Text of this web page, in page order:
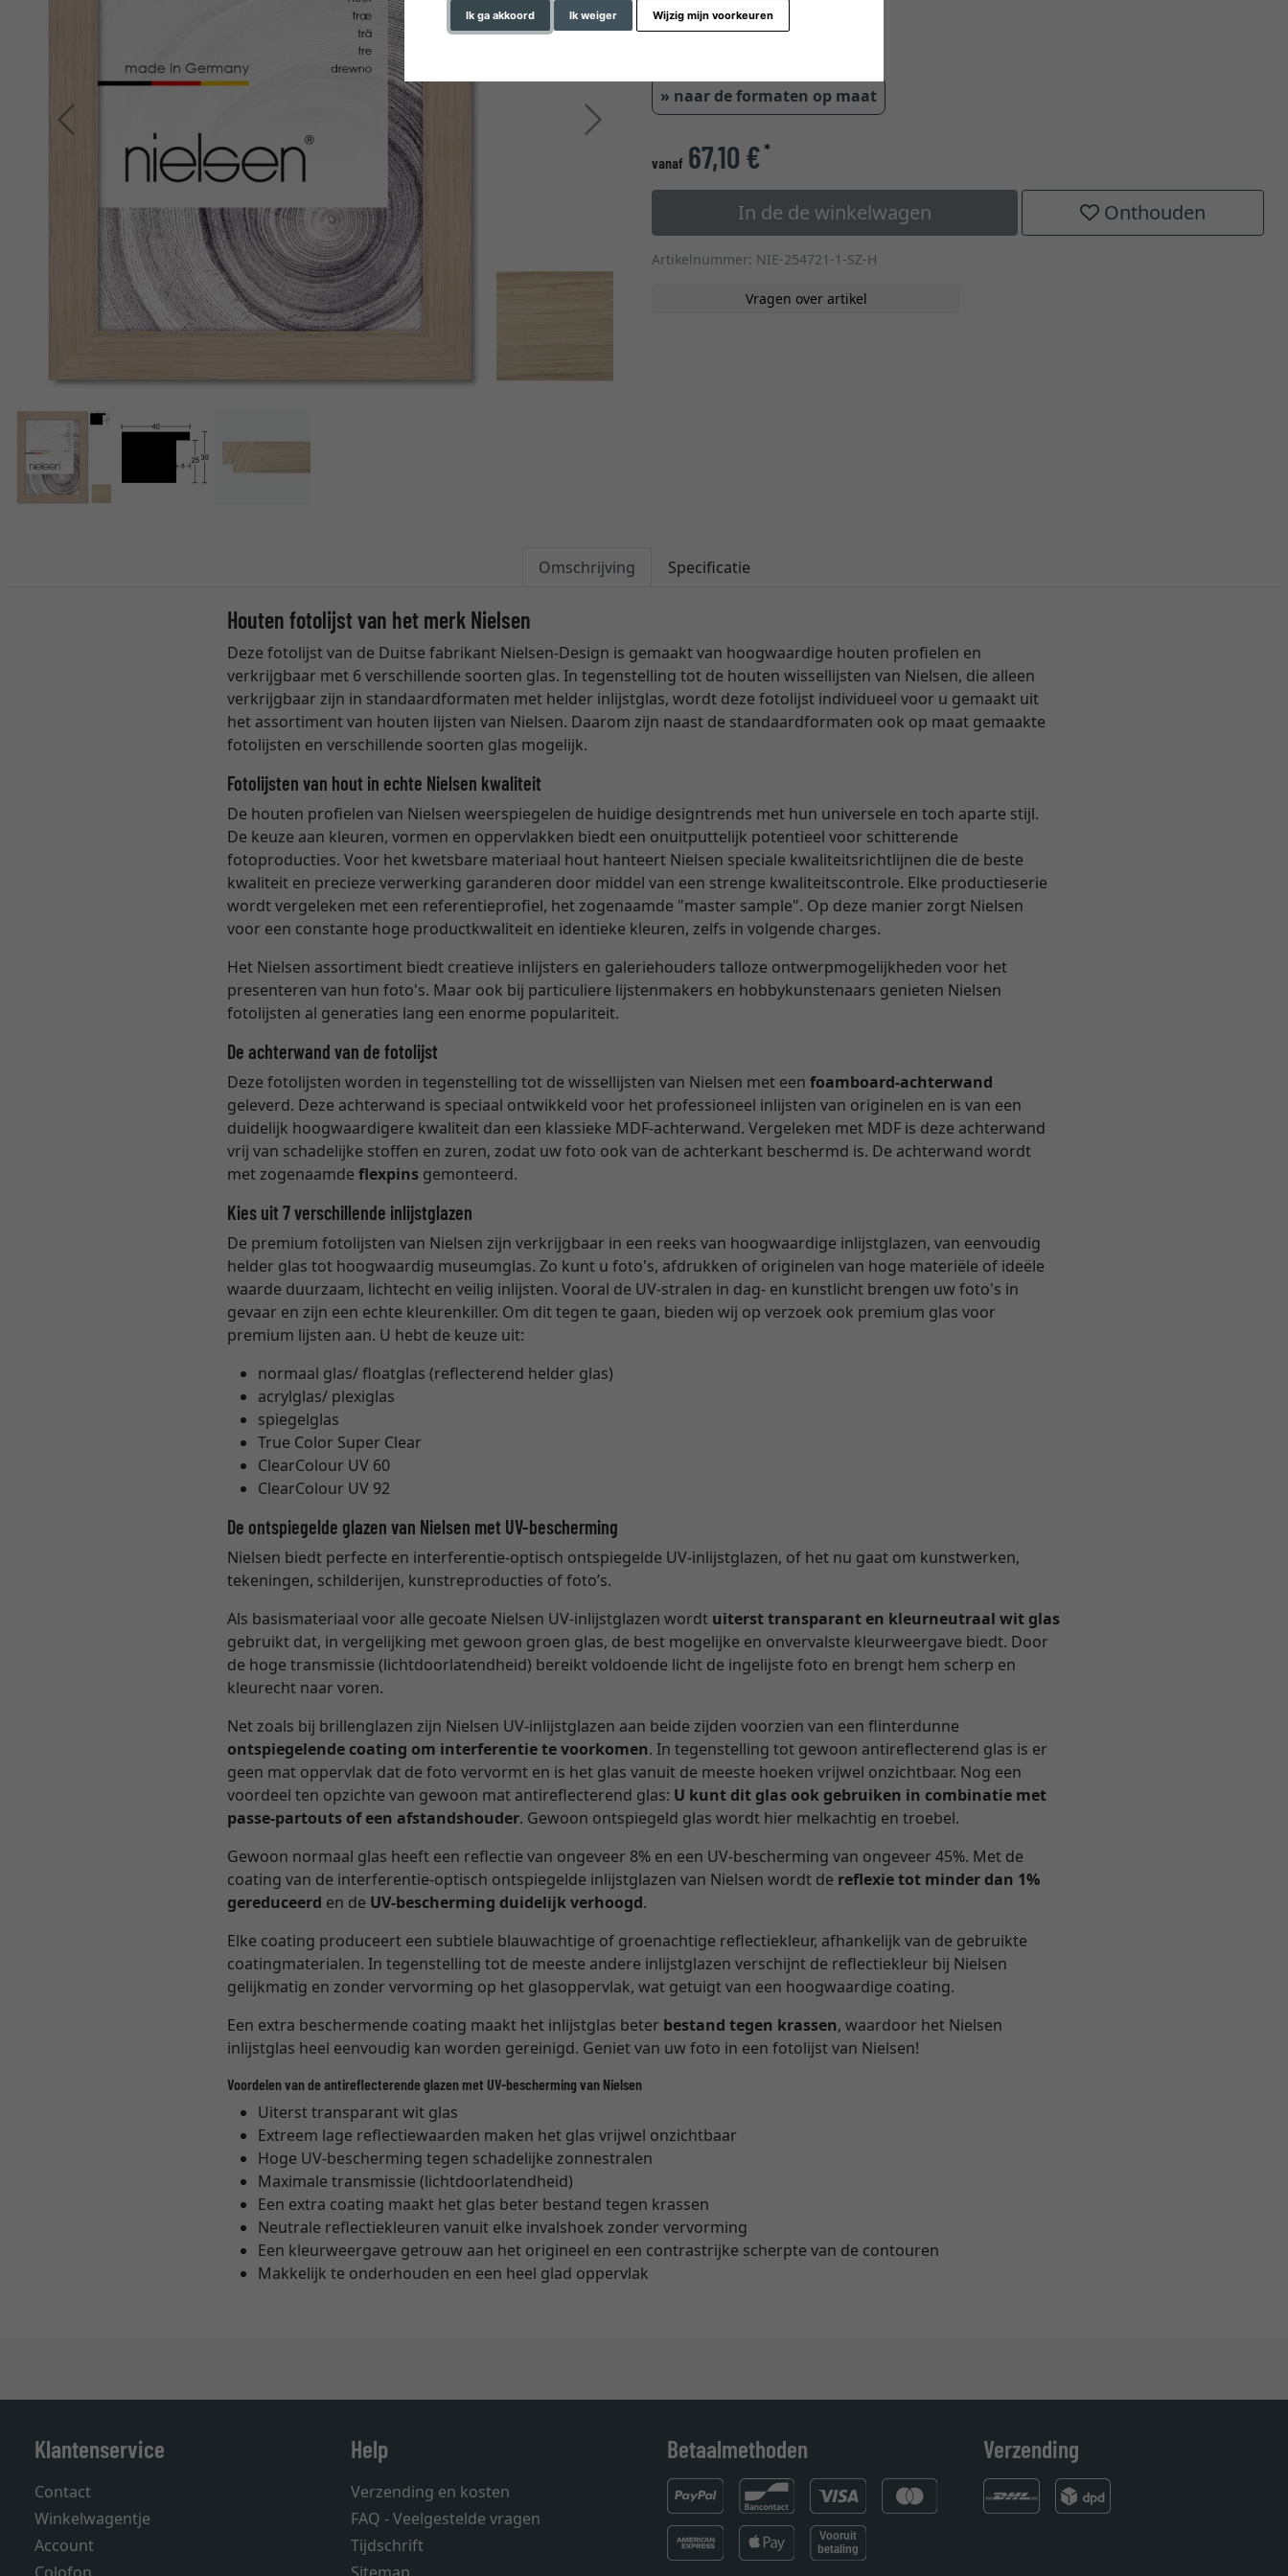
Ik ga akkoord Ik weiger Wijzig mijn voorkeuren
Terug Verder
» naar de formaten op maat
vanaf 67,10 €*
In de de winkelwagen Onthouden
Artikelnummer: NIE-254721-1-SZ-H
Vragen over artikel
Omschrijving Specificatie
Houten fotolijst van het merk Nielsen
Deze fotolijst van de Duitse fabrikant Nielsen-Design is gemaakt van hoogwaardige houten profielen en
verkrijgbaar met 6 verschillende soorten glas. In tegenstelling tot de houten wissellijsten van Nielsen, die alleen
verkrijgbaar zijn in standaardformaten met helder inlijstglas, wordt deze fotolijst individueel voor u gemaakt uit
het assortiment van houten lijsten van Nielsen. Daarom zijn naast de standaardformaten ook op maat gemaakte
fotolijsten en verschillende soorten glas mogelijk.
Fotolijsten van hout in echte Nielsen kwaliteit
De houten profielen van Nielsen weerspiegelen de huidige designtrends met hun universele en toch aparte stijl.
De keuze aan kleuren, vormen en oppervlakken biedt een onuitputtelijk potentieel voor schitterende
fotoproducties. Voor het kwetsbare materiaal hout hanteert Nielsen speciale kwaliteitsrichtlijnen die de beste
kwaliteit en precieze verwerking garanderen door middel van een strenge kwaliteitscontrole. Elke productieserie
wordt vergeleken met een referentieprofiel, het zogenaamde "master sample". Op deze manier zorgt Nielsen
voor een constante hoge productkwaliteit en identieke kleuren, zelfs in volgende charges.
Het Nielsen assortiment biedt creatieve inlijsters en galeriehouders talloze ontwerpmogelijkheden voor het
presenteren van hun foto's. Maar ook bij particuliere lijstenmakers en hobbykunstenaars genieten Nielsen
fotolijsten al generaties lang een enorme populariteit.
De achterwand van de fotolijst
Deze fotolijsten worden in tegenstelling tot de wissellijsten van Nielsen met eenfoamboard-achterwand
geleverd. Deze achterwand is speciaal ontwikkeld voor het professioneel inlijsten van originelen en is van een
duidelijk hoogwaardigere kwaliteit dan een klassieke MDF-achterwand. Vergeleken met MDF is deze achterwand
vrij van schadelijke stoffen en zuren, zodat uw foto ook van de achterkant beschermd is. De achterwand wordt
met zogenaamdeflexpins gemonteerd.
Kies uit 7 verschillende inlijstglazen
De premium fotolijsten van Nielsen zijn verkrijgbaar in een reeks van hoogwaardige inlijstglazen, van eenvoudig
helder glas tot hoogwaardig museumglas. Zo kunt u foto's, afdrukken of originelen van hoge materiële of ideële
waarde duurzaam, lichtecht en veilig inlijsten. Vooral de UV-stralen in dag- en kunstlicht brengen uw foto's in
gevaar en zijn een echte kleurenkiller. Om dit tegen te gaan, bieden wij op verzoek ook premium glas voor
premium lijsten aan. U hebt de keuze uit:
normaal glas/ floatglas (reflecterend helder glas)
acrylglas/ plexiglas
spiegelglas
True Color Super Clear
ClearColour UV 60
ClearColour UV 92
De ontspiegelde glazen van Nielsen met UV-bescherming
Nielsen biedt perfecte en interferentie-optisch ontspiegelde UV-inlijstglazen, of het nu gaat om kunstwerken,
tekeningen, schilderijen, kunstreproducties of foto’s.
Als basismateriaal voor alle gecoate Nielsen UV-inlijstglazen wordt uiterst transparant en kleurneutraal wit glas
gebruikt dat, in vergelijking met gewoon groen glas, de best mogelijke en onvervalste kleurweergave biedt. Door
de hoge transmissie (lichtdoorlatendheid) bereikt voldoende licht de ingelijste foto en brengt hem scherp en
kleurecht naar voren.
Net zoals bij brillenglazen zijn Nielsen UV-inlijstglazen aan beide zijden voorzien van een flinterdunne
ontspiegelende coating om interferentie te voorkomen. In tegenstelling tot gewoon antireflecterend glas is er
geen mat oppervlak dat de foto vervormt en is het glas vanuit de meeste hoeken vrijwel onzichtbaar. Nog een
voordeel ten opzichte van gewoon mat antireflecterend glas: U kunt dit glas ook gebruiken in combinatie met
passe-partouts of een afstandshouder. Gewoon ontspiegeld glas wordt hier melkachtig en troebel.
Gewoon normaal glas heeft een reflectie van ongeveer 8% en een UV-bescherming van ongeveer 45%. Met de
coating van de interferentie-optisch ontspiegelde inlijstglazen van Nielsen wordt de reflexie tot minder dan 1%
gereduceerd en de UV-bescherming duidelijk verhoogd.
Elke coating produceert een subtiele blauwachtige of groenachtige reflectiekleur, afhankelijk van de gebruikte
coatingmaterialen. In tegenstelling tot de meeste andere inlijstglazen verschijnt de reflectiekleur bij Nielsen
gelijkmatig en zonder vervorming op het glasoppervlak, wat getuigt van een hoogwaardige coating.
Een extra beschermende coating maakt het inlijstglas beter bestand tegen krassen, waardoor het Nielsen
inlijstglas heel eenvoudig kan worden gereinigd. Geniet van uw foto in een fotolijst van Nielsen!
Voordelen van de antireflecterende glazen met UV-bescherming van Nielsen
Uiterst transparant wit glas
Extreem lage reflectiewaarden maken het glas vrijwel onzichtbaar
Hoge UV-bescherming tegen schadelijke zonnestralen
Maximale transmissie (lichtdoorlatendheid)
Een extra coating maakt het glas beter bestand tegen krassen
Neutrale reflectiekleuren vanuit elke invalshoek zonder vervorming
Een kleurweergave getrouw aan het origineel en een contrastrijke scherpte van de contouren
Makkelijk te onderhouden en een heel glad oppervlak
Klantenservice
Contact
Winkelwagentje
Account
Help
Verzending en kosten
FAQ - Veelgestelde vragen
Tijdschrift
Betaalmethoden Verzending